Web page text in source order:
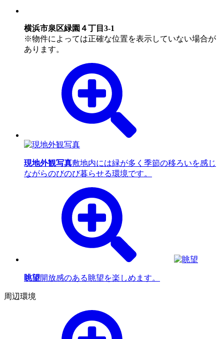
横浜市泉区緑園４丁目3-1
※物件によっては正確な位置を表示していない場合が
あります。
現地外観写真敷地内には緑が多く季節の移ろいを感じ
ながらのびのび暮らせる環境です。
眺望開放感のある眺望を楽しめます。
周辺環境